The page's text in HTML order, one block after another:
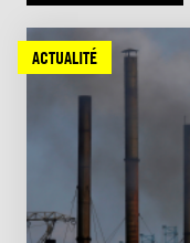
ACTUALITÉ